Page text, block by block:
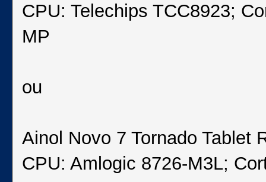
CPU: Telechips TCC8923;
MP
ou
Ainol Novo 7 Tornado Tablet
CPU: Amlogic 8726-M3L;